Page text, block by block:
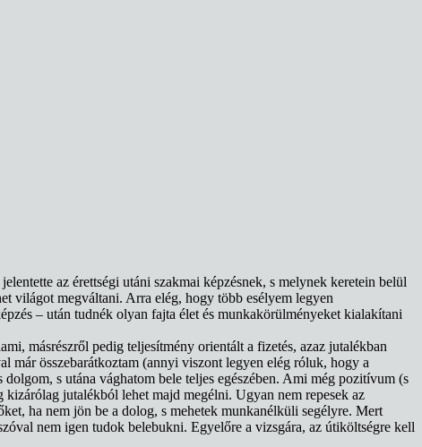
az érettségi utáni szakmai képzésnek, s melynek keretein belül
világot megváltani. Arra elég, hogy több esélyem legyen
– után tudnék olyan fajta élet és munkakörülményeket kialakítani
másrészről pedig teljesítmény orientált a fizetés, azaz jutalékban
már összebarátkoztam (annyi viszont legyen elég róluk, hogy a
s utána vághatom bele teljes egészében. Ami még pozitívum (s
jutalékból lehet majd megélni. Ugyan nem repesek az
ha nem jön be a dolog, s mehetek munkanélküli segélyre. Mert
nem igen tudok belebukni. Egyelőre a vizsgára, az útiköltségre kell